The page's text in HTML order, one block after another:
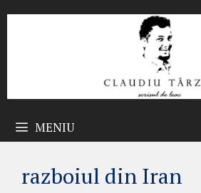
MENIU
razboiul din Iran